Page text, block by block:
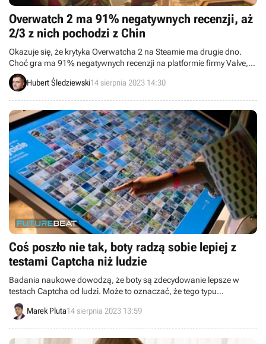
Overwatch 2 ma 91% negatywnych recenzji, aż
2/3 z nich pochodzi z Chin
Okazuje się, że krytyka Overwatcha 2 na Steamie ma drugie dno.
Choć gra ma 91% negatywnych recenzji na platformie firmy Valve,
aż 2/3 z nich pochodzi z Chin. Wyjaśniamy dlaczego.
Hubert Śledziewski14 sierpnia 2023 14:30
Coś poszło nie tak, boty radzą sobie lepiej z
testami Captcha niż ludzie
Badania naukowe dowodzą, że boty są zdecydowanie lepsze w
testach Captcha od ludzi. Może to oznaczać, że tego typu
zabezpieczenia wkrótce staną się całkowicie bezużyteczne. .
Marek Pluta14 sierpnia 2023 13:59